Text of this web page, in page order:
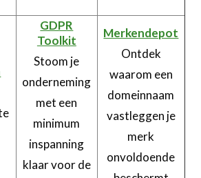
GDPR
Toolkit
Stoom je
onderneming
met een
minimum
inspanning
klaar voor de
Merkendepot
Ontdek
waarom een
domeinnaam
vastleggen je
merk
onvoldoende